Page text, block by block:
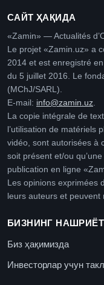
САЙТ ҲАҚИДА
«Zamin» — Actualités
Le projet «Zamin.uz» a
2014 et est enregistré
du 5 juillet 2016. Le
(MChJ/SARL).
E-mail: info@zamin.uz
La copie intégrale de
l’utilisation de matériels
vidéo, sont autorisées à
soit présent et/ou
publication en ligne
Les opinions
leurs auteurs et peuvent
БИЗНИНГ НАШРИЁТ
Биз ҳақимизда
Инвесторлар учун